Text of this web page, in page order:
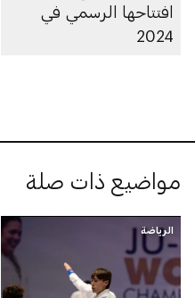
افتتاحها الرسمي في
2024
مواضيع ذات صلة
الرياضة